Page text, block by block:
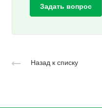
Задать вопрос
Назад к списку